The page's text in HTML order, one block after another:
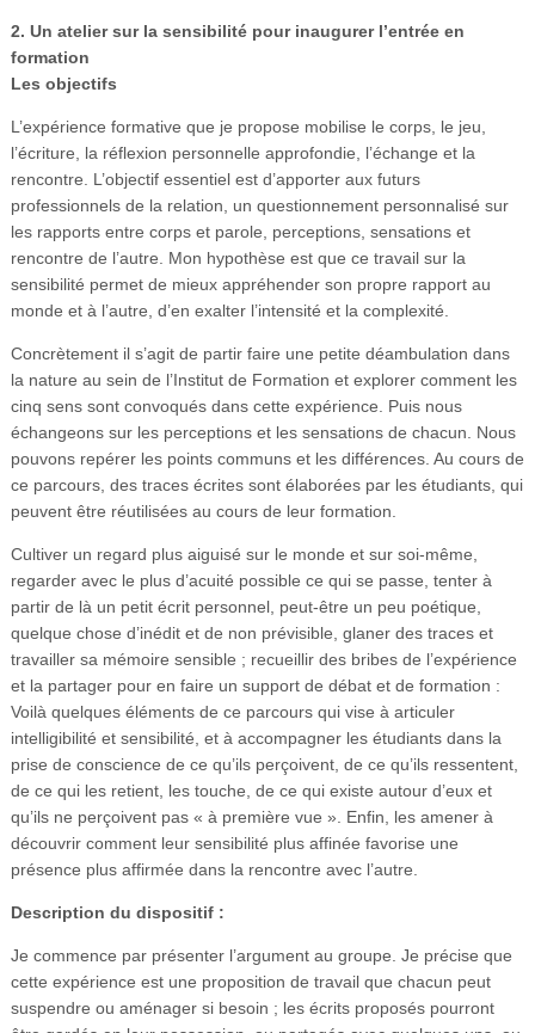
2. Un atelier sur la sensibilité pour inaugurer l’entrée en
formation
Les objectifs
L’expérience formative que je propose mobilise le corps, le jeu,
l’écriture, la réflexion personnelle approfondie, l’échange et la
rencontre. L’objectif essentiel est d’apporter aux futurs
professionnels de la relation, un questionnement personnalisé sur
les rapports entre corps et parole, perceptions, sensations et
rencontre de l’autre. Mon hypothèse est que ce travail sur la
sensibilité permet de mieux appréhender son propre rapport au
monde et à l’autre, d’en exalter l’intensité et la complexité.
Concrètement il s’agit de partir faire une petite déambulation dans
la nature au sein de l’Institut de Formation et explorer comment les
cinq sens sont convoqués dans cette expérience. Puis nous
échangeons sur les perceptions et les sensations de chacun. Nous
pouvons repérer les points communs et les différences. Au cours de
ce parcours, des traces écrites sont élaborées par les étudiants, qui
peuvent être réutilisées au cours de leur formation.
Cultiver un regard plus aiguisé sur le monde et sur soi-même,
regarder avec le plus d’acuité possible ce qui se passe, tenter à
partir de là un petit écrit personnel, peut-être un peu poétique,
quelque chose d’inédit et de non prévisible, glaner des traces et
travailler sa mémoire sensible ; recueillir des bribes de l’expérience
et la partager pour en faire un support de débat et de formation :
Voilà quelques éléments de ce parcours qui vise à articuler
intelligibilité et sensibilité, et à accompagner les étudiants dans la
prise de conscience de ce qu’ils perçoivent, de ce qu’ils ressentent,
de ce qui les retient, les touche, de ce qui existe autour d’eux et
qu’ils ne perçoivent pas « à première vue ». Enfin, les amener à
découvrir comment leur sensibilité plus affinée favorise une
présence plus affirmée dans la rencontre avec l’autre.
Description du dispositif :
Je commence par présenter l’argument au groupe. Je précise que
cette expérience est une proposition de travail que chacun peut
suspendre ou aménager si besoin ; les écrits proposés pourront